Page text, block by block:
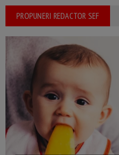
PROPUNERI REDACTOR SEF